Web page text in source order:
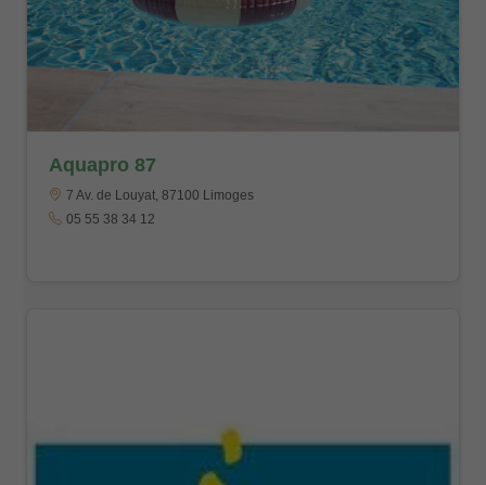
Aquapro 87
7 Av. de Louyat, 87100 Limoges
05 55 38 34 12